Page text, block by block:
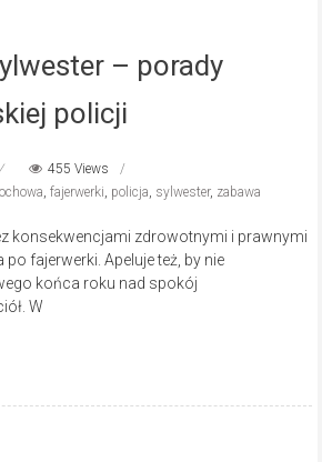
– porady
policji
455 Views
fajerwerki policja sylwester, zabawa
konsekwencjami zdrowotnymi i prawnymi
fajerwerki. Apeluje też, by nie
końca roku nad spokój
W